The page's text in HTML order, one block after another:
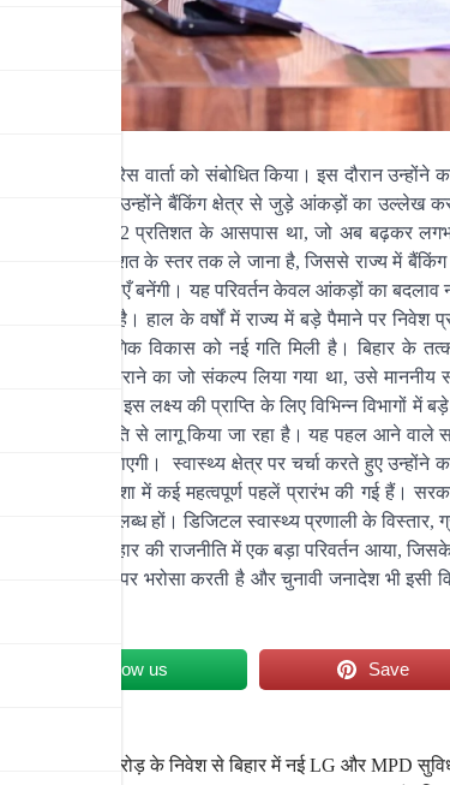
संयुक्त रुप से प्रेस वार्ता को संबोधित किया। इस दौरान उन्होंने
देखा है। उन्होंने बैंकिंग क्षेत्र से जुड़े आंकड़ों का उल्लेख
अनुपात लगभग 32 प्रतिशत के आसपास था, जो अब बढ़कर
हुए शत-प्रतिशत के स्तर तक ले जाना है, जिससे राज्य में बैंकिंग
की संभावनाएँ बनेंगी। यह परिवर्तन केवल आंकड़ों का बदलाव
विश्वास बढ़ा है। हाल के वर्षों में राज्य में बड़े पैमाने पर निवेश
और औद्योगिक विकास को नई गति मिली है। बिहार के
उपलब्ध कराने का जो संकल्प लिया गया था, उसे माननीय
दिया है। इस लक्ष्य की प्राप्ति के लिए विभिन्न विभागों में
को भी तेज गति से लागू किया जा रहा है। यह पहल आने वाले
भूमिका निभाएगी। स्वास्थ्य क्षेत्र पर चर्चा करते हुए उन्होंने
बनाने की दिशा में कई महत्वपूर्ण पहलें प्रारंभ की गई हैं।
सुविधाएँ उपलब्ध हों। डिजिटल स्वास्थ्य प्रणाली के विस्तार,
के बाद बिहार की राजनीति में एक बड़ा परिवर्तन आया,
राजनीति पर भरोसा करती है और चुनावी जनादेश भी इसी
Follow us Save
ने ₹389 करोड़ के निवेश से बिहार में नई LG और MPD